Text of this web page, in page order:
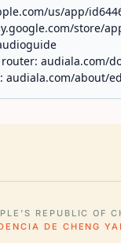
us/app/
store/
audiala.com/
audiala.com/about/
REPUBLIC OF
DE CHENG